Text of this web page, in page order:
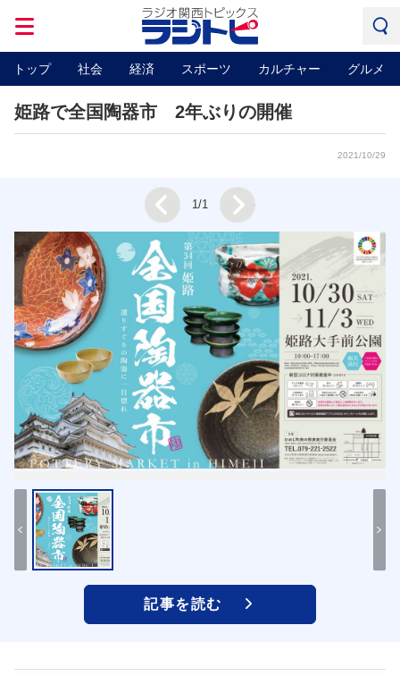
トップ 社会 経済 スポーツ カルチャー グルメ
姫路で全国陶器市 2年ぶりの開催
2021/10/29
Prev 1/1
記事を読む